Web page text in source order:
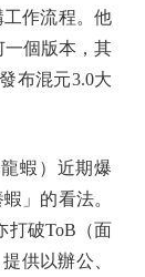
作流程。他
一個版本，其
布混元3.0大
蝦）近期爆
」的看法。
打破ToB（面
供以辦公、